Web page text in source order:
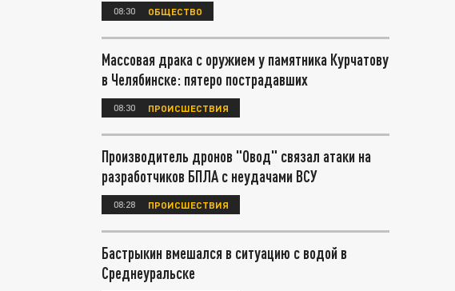
08:30 ОБЩЕСТВО
Массовая драка с оружием у памятника Курчатову
в Челябинске: пятеро пострадавших
08:30 ПРОИСШЕСТВИЯ
Производитель дронов "Овод" связал атаки на
разработчиков БПЛА с неудачами ВСУ
08:28 ПРОИСШЕСТВИЯ
Бастрыкин вмешался в ситуацию с водой в
Среднеуральске